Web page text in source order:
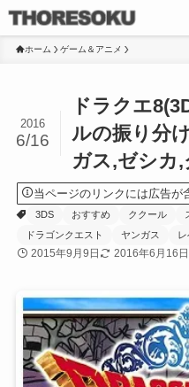
ホーム ゲーム＆アニメ
ドラクエ
ルの振り分
ガス,ゼシカ
2016
6/16
当ページのリンクには広告が
3DS
おすすめ ククール
ドラゴンクエスト
ヤンガス
2015年9月9日 2016年6月16日